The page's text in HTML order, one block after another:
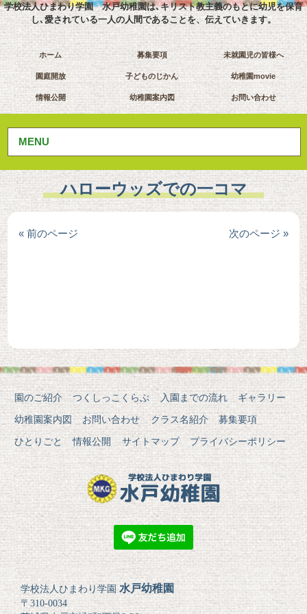
学校法人ひまわり学園 水戸幼稚園は､キリスト教主義のもとに幼児を保育
し､愛されている一人の人間であることを、伝えていきます。
ホーム 募集要項 未就園児の皆様へ
園庭開放 子どものじかん 幼稚園movie
情報公開 幼稚園案内図 お問い合わせ
MENU
ハローウッズでの一コマ
« 前のページ 次のページ »
園のご紹介 つくしっこくらぶ 入園までの流れ
ギャラリー
幼稚園案内図
お問い合わせ クラス名紹介
募集要項
ひとりごと
情報公開 サイトマップ プライバシーポリシー
学校法人ひまわり学園水戸幼稚園
〒310-0034